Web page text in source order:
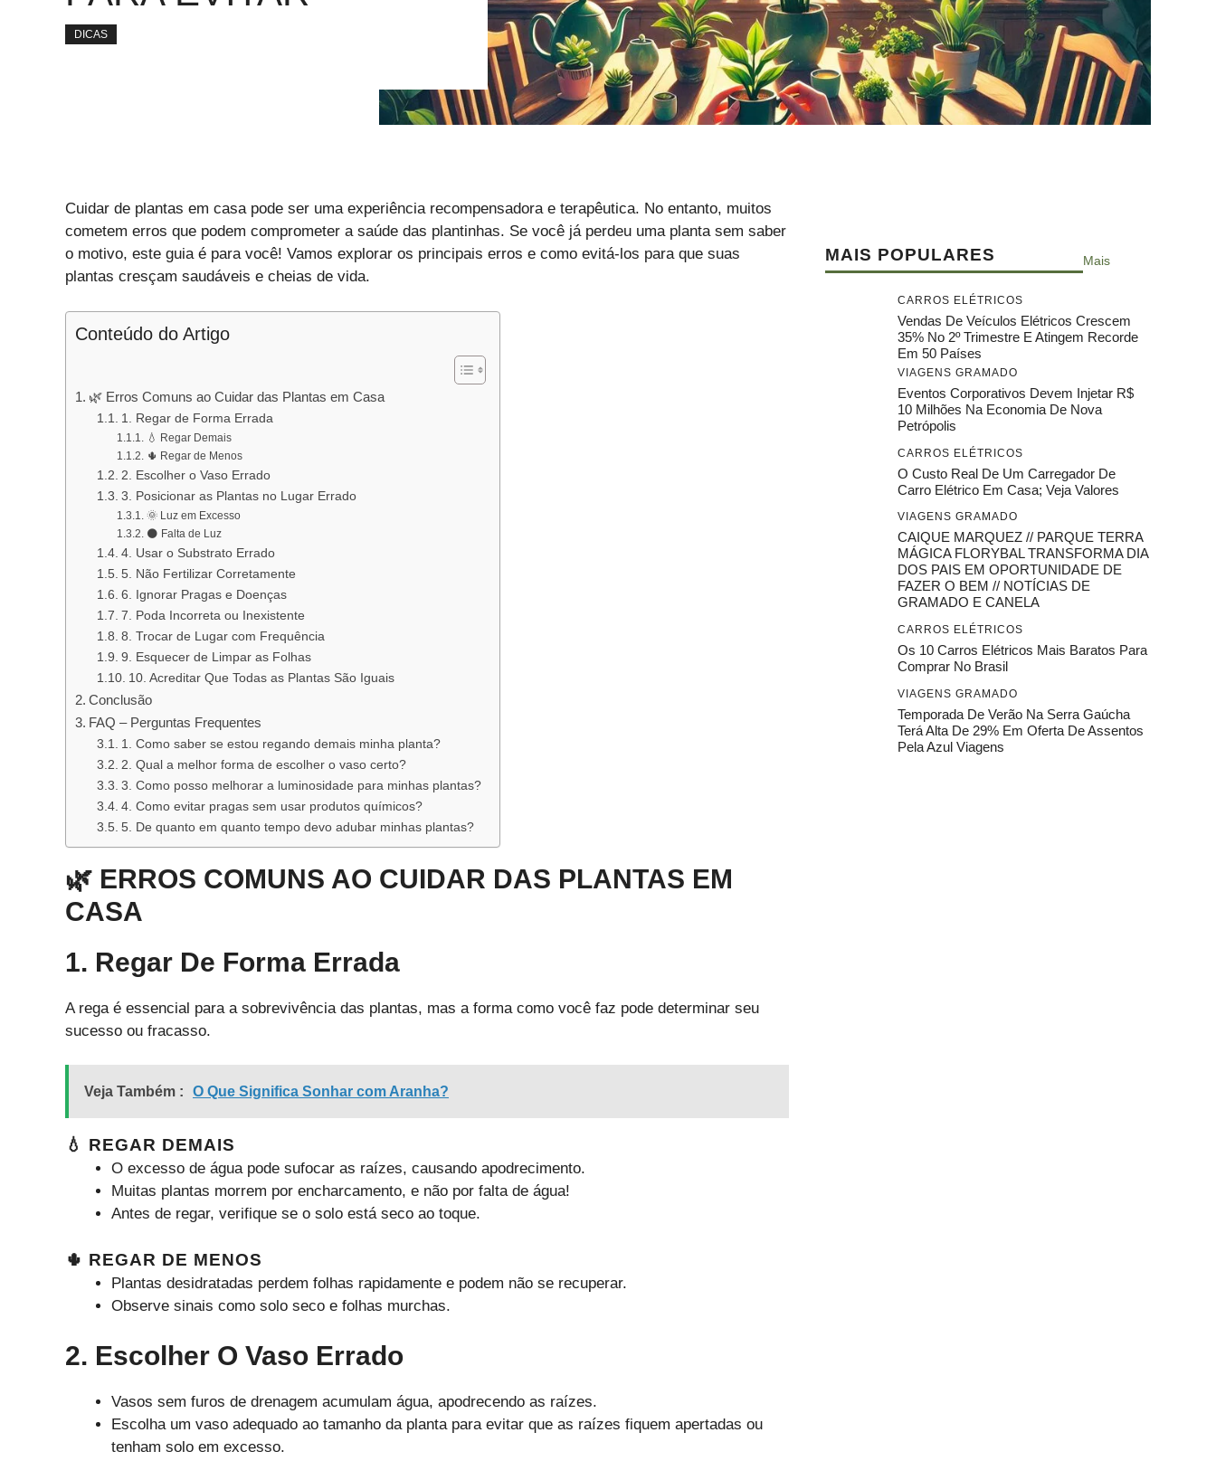
DICAS
Cuidar de plantas em casa pode ser uma experiência recompensadora e terapêutica. No entanto, muitos
cometem erros que podem comprometer a saúde das plantinhas. Se você já perdeu uma planta sem saber
o motivo, este guia é para você! Vamos explorar os principais erros e como evitá-los para que suas
plantas cresçam saudáveis e cheias de vida.
Conteúdo do Artigo
🌿 Erros Comuns ao Cuidar das Plantas em Casa
1. Regar de Forma Errada
💧 Regar Demais
🌵 Regar de Menos
2. Escolher o Vaso Errado
3. Posicionar as Plantas no Lugar Errado
🌞 Luz em Excesso
🌑 Falta de Luz
4. Usar o Substrato Errado
5. Não Fertilizar Corretamente
6. Ignorar Pragas e Doenças
7. Poda Incorreta ou Inexistente
8. Trocar de Lugar com Frequência
9. Esquecer de Limpar as Folhas
10. Acreditar Que Todas as Plantas São Iguais
Conclusão
FAQ – Perguntas Frequentes
1. Como saber se estou regando demais minha planta?
2. Qual a melhor forma de escolher o vaso certo?
3. Como posso melhorar a luminosidade para minhas plantas?
4. Como evitar pragas sem usar produtos químicos?
5. De quanto em quanto tempo devo adubar minhas plantas?
🌿 ERROS COMUNS AO CUIDAR DAS PLANTAS EM
CASA
1. Regar De Forma Errada
A rega é essencial para a sobrevivência das plantas, mas a forma como você faz pode determinar seu
sucesso ou fracasso.
Veja Também : O Que Significa Sonhar com Aranha?
💧 REGAR DEMAIS
O excesso de água pode sufocar as raízes, causando apodrecimento.
Muitas plantas morrem por encharcamento, e não por falta de água!
Antes de regar, verifique se o solo está seco ao toque.
🌵 REGAR DE MENOS
Plantas desidratadas perdem folhas rapidamente e podem não se recuperar.
Observe sinais como solo seco e folhas murchas.
2. Escolher O Vaso Errado
Vasos sem furos de drenagem acumulam água, apodrecendo as raízes.
Escolha um vaso adequado ao tamanho da planta para evitar que as raízes fiquem apertadas ou
tenham solo em excesso.
MAIS POPULARES Mais
CARROS ELÉTRICOS
Vendas De Veículos Elétricos Crescem
35% No 2º Trimestre E Atingem Recorde
Em 50 Países
VIAGENS GRAMADO
Eventos Corporativos Devem Injetar R$
10 Milhões Na Economia De Nova
Petrópolis
CARROS ELÉTRICOS
O Custo Real De Um Carregador De
Carro Elétrico Em Casa; Veja Valores
VIAGENS GRAMADO
CAIQUE MARQUEZ // PARQUE TERRA
MÁGICA FLORYBAL TRANSFORMA DIA
DOS PAIS EM OPORTUNIDADE DE
FAZER O BEM // NOTÍCIAS DE
GRAMADO E CANELA
CARROS ELÉTRICOS
Os 10 Carros Elétricos Mais Baratos Para
Comprar No Brasil
VIAGENS GRAMADO
Temporada De Verão Na Serra Gaúcha
Terá Alta De 29% Em Oferta De Assentos
Pela Azul Viagens